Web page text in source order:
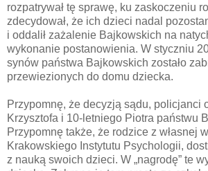
rozpatrywał tę sprawę, ku zaskoczeniu
zdecydował, że ich dzieci nadal
i oddalił zażalenie Bajkowskich na
wykonanie postanowienia. W styczniu
synów państwa Bajkowskich zostało
przewiezionych do domu dziecka.
Przypomnę, że decyzją sądu, policjanci
Krzysztofa i 10-letniego Piotra państwu
Przypomnę także, że rodzice z własnej
Krakowskiego Instytutu Psychologii,
z nauką swoich dzieci. W „nagrodę” te